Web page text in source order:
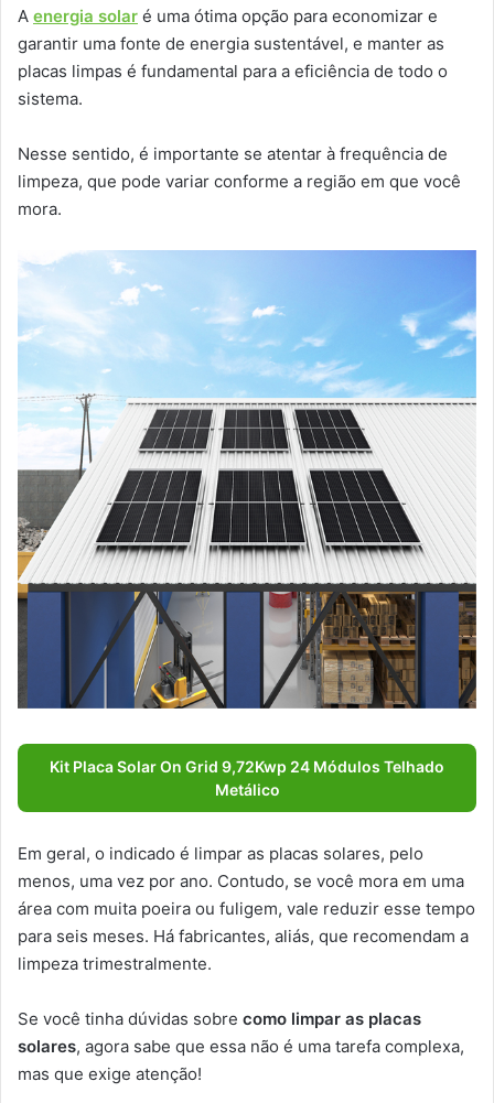
A energia solar é uma ótima opção para economizar e
garantir uma fonte de energia sustentável, e manter as
placas limpas é fundamental para a eficiência de todo o
sistema.
Nesse sentido, é importante se atentar à frequência de
limpeza, que pode variar conforme a região em que você
mora.
Kit Placa Solar On Grid 9,72Kwp 24 Módulos Telhado
Metálico
Em geral, o indicado é limpar as placas solares, pelo
menos, uma vez por ano. Contudo, se você mora em uma
área com muita poeira ou fuligem, vale reduzir esse tempo
para seis meses. Há fabricantes, aliás, que recomendam a
limpeza trimestralmente.
Se você tinha dúvidas sobre como limpar as placas
solares, agora sabe que essa não é uma tarefa complexa,
mas que exige atenção!